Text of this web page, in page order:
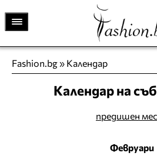
Fashion.bg» Календар
Календар на
предишен
Февруари